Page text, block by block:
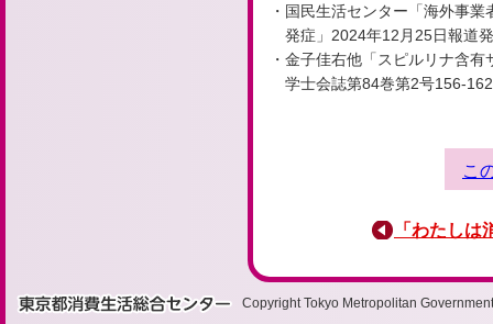
国民生活センター「海外事
発症」2024年12月25日報道
金子佳右他「スピルリナ含有
学士会誌第84巻第2号156-
こ
「わたし
Copyright Tokyo Metropolitan